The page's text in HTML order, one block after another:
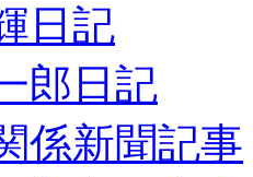
日記
郎日記
係新聞記事